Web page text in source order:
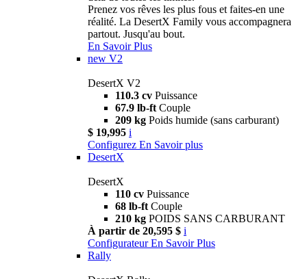
Prenez vos rêves les plus fous et faites-en une
réalité. La DesertX Family vous accompagnera
partout. Jusqu'au bout.
En Savoir Plus
new V2
DesertX V2
110.3 cv Puissance
67.9 lb-ft Couple
209 kg Poids humide (sans carburant)
$ 19,995 i
Configurez En Savoir plus
DesertX
DesertX
110 cv Puissance
68 lb-ft Couple
210 kg POIDS SANS CARBURANT
À partir de 20,595 $ i
Configurateur En Savoir Plus
Rally